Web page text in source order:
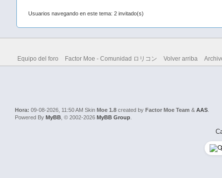
Usuarios navegando en este tema: 2 invitado(s)
Equipo del foro Factor Moe - Comunidad ロリコン Volver arriba
Hora: 09-08-2026, 11:50 AMSkin Moe 1.8 created by Factor Moe Team &AAS
Powered By MyBB , © 2002-2026 MyBB Group